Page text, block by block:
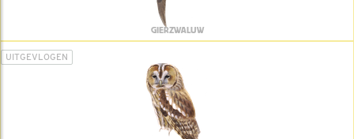
GIERZWALUW
UITGEVLOGEN